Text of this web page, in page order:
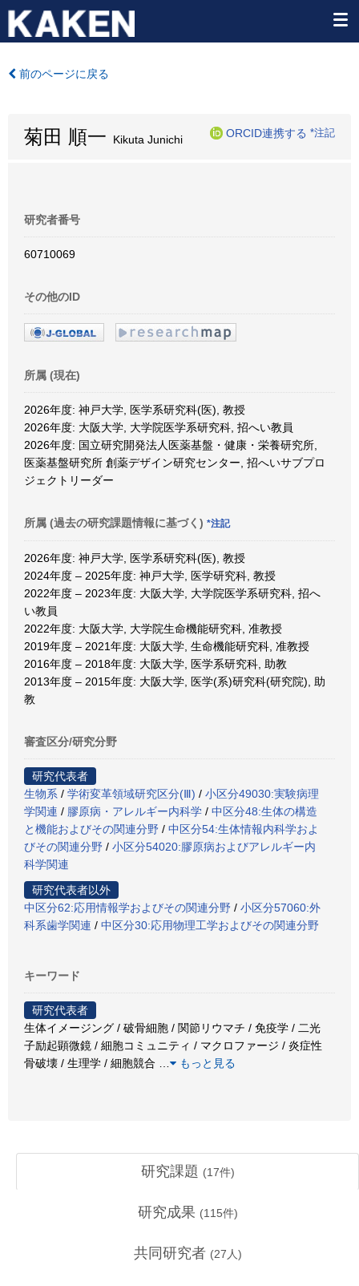
前のページに戻る
菊田 順一 Kikuta Junichi
ORCID連携する *注記
研究者番号
60710069
その他のID
所属 (現在)
2026年度: 神戸大学, 医学系研究科(医), 教授
2026年度: 大阪大学, 大学院医学系研究科, 招へい教員
2026年度: 国立研究開発法人医薬基盤・健康・栄養研究所,
医薬基盤研究所 創薬デザイン研究センター, 招へいサブプロ
ジェクトリーダー
所属 (過去の研究課題情報に基づく) *注記
2026年度: 神戸大学, 医学系研究科(医), 教授
2024年度 – 2025年度: 神戸大学, 医学研究科, 教授
2022年度 – 2023年度: 大阪大学, 大学院医学系研究科, 招へ
い教員
2022年度: 大阪大学, 大学院生命機能研究科, 准教授
2019年度 – 2021年度: 大阪大学, 生命機能研究科, 准教授
2016年度 – 2018年度: 大阪大学, 医学系研究科, 助教
2013年度 – 2015年度: 大阪大学, 医学(系)研究科(研究院), 助
教
審査区分/研究分野
研究代表者
生物系 / 学術変革領域研究区分(Ⅲ) / 小区分49030:実験病理
学関連 / 膠原病・アレルギー内科学 / 中区分48:生体の構造
と機能およびその関連分野 / 中区分54:生体情報内科学およ
びその関連分野 / 小区分54020:膠原病およびアレルギー内
科学関連
研究代表者以外
中区分62:応用情報学およびその関連分野 / 小区分57060:外
科系歯学関連 / 中区分30:応用物理工学およびその関連分野
キーワード
研究代表者
生体イメージング / 破骨細胞 / 関節リウマチ / 免疫学 / 二光
子励起顕微鏡 / 細胞コミュニティ / マクロファージ / 炎症性
骨破壊 / 生理学 / 細胞競合
もっと見る
研究課題 (17件)
研究成果 (115件)
共同研究者 (27 人)